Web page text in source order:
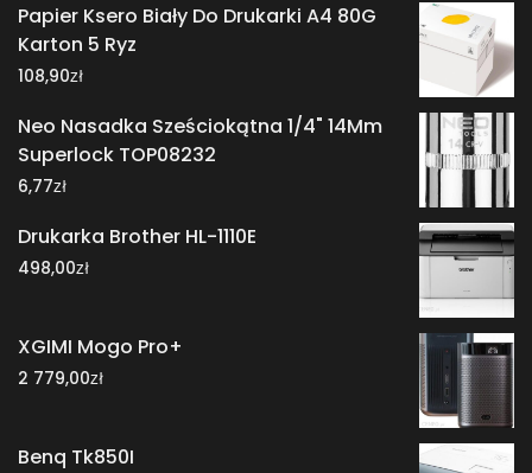
Papier Ksero Biały Do Drukarki A4 80G
Karton 5 Ryz
108,90zł
Neo Nasadka Sześciokątna 1/4" 14Mm
Superlock TOP08232
6,77zł
Drukarka Brother HL-1110E
498,00zł
XGIMI Mogo Pro+
2 779,00zł
Benq Tk850I